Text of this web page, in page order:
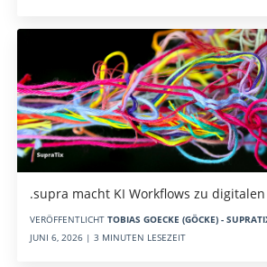
.supra macht KI Workflows zu
VERÖFFENTLICHT TOBIAS GOECKE (GÖCKE) -
JUNI 6, 2026 | 3 MINUTEN LESEZEIT